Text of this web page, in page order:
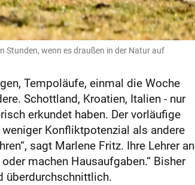
Stunden, wenn es draußen in der Natur auf
Tempoläufe, einmal die Woche
Schottland, Kroatien, Italien - nur
erkundet haben. Der vorläufige
Konfliktpotenzial als andere
sagt Marlene Fritz. Ihre Lehrer an
machen Hausaufgaben.“ Bisher
überdurchschnittlich.